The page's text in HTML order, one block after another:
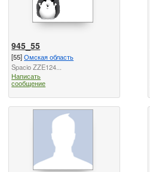
945_55
[55]Омская область
Spacio ZZE124...
Написать
сообщение